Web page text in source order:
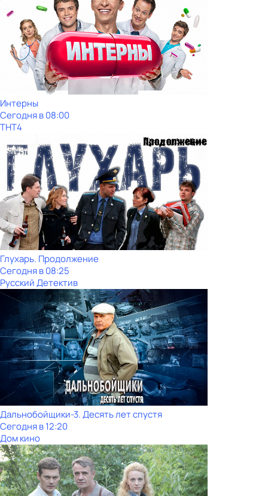
Интерны
Сегодня в 08:00
ТНТ4
Глухарь. Продолжение
Сегодня в 08:25
Русский Детектив
Дальнобойщики-3. Десять лет спустя
Сегодня в 12:20
Дом кино